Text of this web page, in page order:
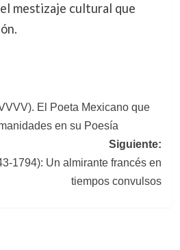
mestizaje cultural que
El Poeta Mexicano que
en su Poesía
Siguiente:
1794): Un almirante francés en
tiempos convulsos